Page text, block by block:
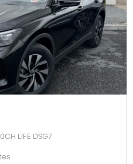
LIFE DSG7